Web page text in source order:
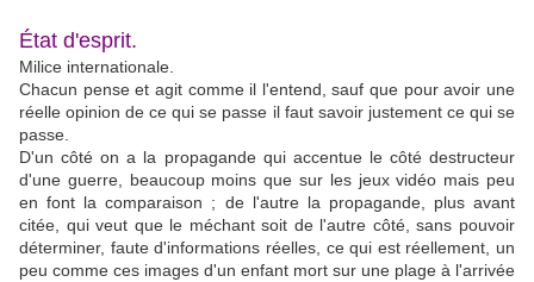
État d'esprit.
Milice internationale.
Chacun pense et agit comme il l'entend, sauf que pour avoir une
réelle opinion de ce qui se passe il faut savoir justement ce qui se
passe.
D'un côté on a la propagande qui accentue le côté destructeur
d'une guerre, beaucoup moins que sur les jeux vidéo mais peu
en font la comparaison ; de l'autre la propagande, plus avant
citée, qui veut que le méchant soit de l'autre côté, sans pouvoir
déterminer, faute d'informations réelles, ce qui est réellement, un
peu comme ces images d'un enfant mort sur une plage à l'arrivée